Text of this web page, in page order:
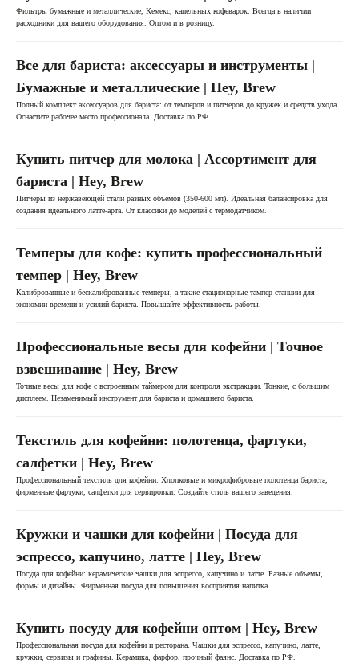
Фильтры бумажные и металлические, Кемекс, капельных кофеварок. Всегда в наличии
расходники для вашего оборудования. Оптом и в розницу.
Все для бариста: аксессуары и инструменты |
Бумажные и металлические | Hey, Brew
Полный комплект аксессуаров для бариста: от темперов и питчеров до кружек и средств ухода.
Оснастите рабочее место профессионала. Доставка по РФ.
Купить питчер для молока | Ассортимент для
бариста | Hey, Brew
Питчеры из нержавеющей стали разных объемов (350-600 мл). Идеальная балансировка для
создания идеального латте-арта. От классики до моделей с термодатчиком.
Темперы для кофе: купить профессиональный
темпер | Hey, Brew
Калиброванные и бескалиброванные темперы, а также стационарные тампер-станции для
экономии времени и усилий бариста. Повышайте эффективность работы.
Профессиональные весы для кофейни | Точное
взвешивание | Hey, Brew
Точные весы для кофе с встроенным таймером для контроля экстракции. Тонкие, с большим
дисплеем. Незаменимый инструмент для бариста и домашнего бариста.
Текстиль для кофейни: полотенца, фартуки,
салфетки | Hey, Brew
Профессиональный текстиль для кофейни. Хлопковые и микрофибровые полотенца бариста,
фирменные фартуки, салфетки для сервировки. Создайте стиль вашего заведения.
Кружки и чашки для кофейни | Посуда для
эспрессо, капучино, латте | Hey, Brew
Посуда для кофейни: керамические чашки для эспрессо, капучино и латте. Разные объемы,
формы и дизайны. Фирменная посуда для повышения восприятия напитка.
Купить посуду для кофейни оптом | Hey, Brew
Профессиональная посуда для кофейни и ресторана. Чашки для эспрессо, капучино, латте,
кружки, сервизы и графины. Керамика, фарфор, прочный фаянс. Доставка по РФ.
Согласен сПолитикой конфиденциальностии на
Отправить
ПОМОЖЕМ В ВЫБОРЕ
выбору техники. Укажите контакты – мы с вами
Кофе
Кофемашины